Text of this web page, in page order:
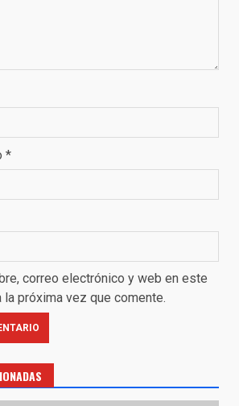
*
correo electrónico y web en este
la próxima vez que comente.